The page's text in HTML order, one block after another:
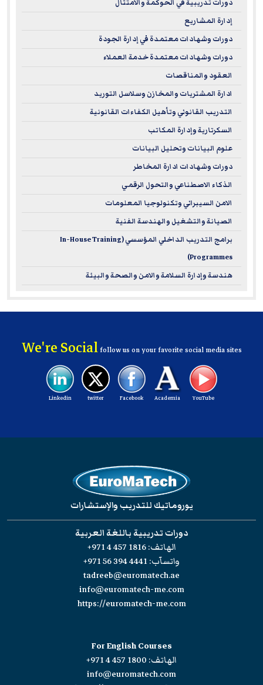
دورات تدريبية في الحوكمة والامتثال
إدارة المشاريع
دورات وشهادات معتمدة في إدارة الجودة
دورات وشهادات معتمدة خدمة العملاء
العقود والمناقصات
ادارة المشتريات والمخازن وسلاسل التوريد
التدريب القانوني وتأهيل الكفاءات القانونية
السكرتارية وإدارة المكاتب
علوم البيانات وتحليل البيانات
دورات وشهادات ادارة المخاطر
الذكاء الاصطناعي والتحول الرقمي
الامن السيبراني وتكنولوجيا المعلومات
الصيانة والتشغيل والهندسة الفنية
برامج التدريب الداخلي المؤسسي (In-House Training
Programmes)
هندسة وإدارة السلامة والامن والصحة والبيئة
We're Socialfollow us on your favorite social media sites
YouTube
Academia
Facebook
twitter
Linkedin
يوروماتيك للتدريب والإستشارات
دورات تدريبية باللغة العربية
الهاتف:+971 4 457 1816
واتسآب:+971 56 394 4441
tadreeb@euromatech.ae
info@euromatech-me.com
https://euromatech-me.com
For English Courses
الهاتف: +971 4 457 1800
info@euromatech.com